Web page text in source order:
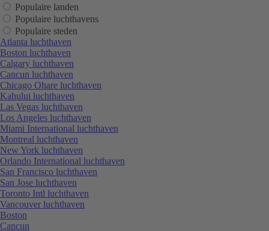
Populaire landen
Populaire luchthavens
Populaire steden
Atlanta luchthaven
Boston luchthaven
Calgary luchthaven
Cancun luchthaven
Chicago Ohare luchthaven
Kahului luchthaven
Las Vegas luchthaven
Los Angeles luchthaven
Miami International luchthaven
Montreal luchthaven
New York luchthaven
Orlando International luchthaven
San Francisco luchthaven
San Jose luchthaven
Toronto Intl luchthaven
Vancouver luchthaven
Boston
Cancun